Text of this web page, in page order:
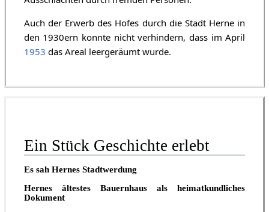
Auch der Erwerb des Hofes durch die Stadt Herne in
den 1930ern konnte nicht verhindern, dass im April
1953 das Areal leergeräumt wurde.
Ein Stück Geschichte erlebt
Es sah Hernes Stadtwerdung
Hernes ältestes Bauernhaus als heimatkundliches
Dokument